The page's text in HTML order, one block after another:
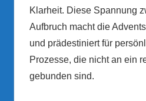
Klarheit. Diese Spannung
Aufbruch macht die
und prädestiniert für
Prozesse, die nicht an ein
gebunden sind.